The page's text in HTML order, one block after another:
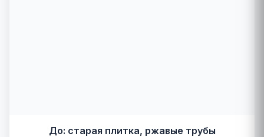
До: старая плитка, ржавые трубы